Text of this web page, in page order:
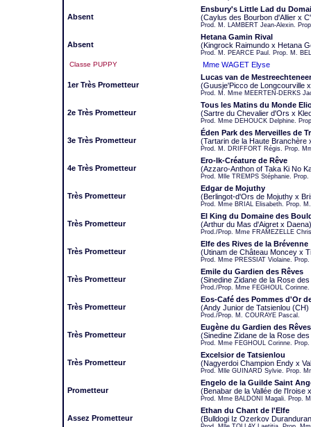
Absent
Ensbury's Little Lad du
(Caylus des Bourbon d'Allier x
Prod. M. LAMBERT Jean-Alexin.
Absent
Hetana Gamin Rival
(Kingrock Raimundo x Hetana
Prod. M. PEARCE Paul. Prop. M.
Classe PUPPY Mme WAGET Elyse
1er Très Prometteur
Lucas van de
(Guusje'Picco de Longcourville
Prod. M. Mme MEERTEN-DERKS
2e Très Prometteur
Tous les Matins du Monde
(Sartre du Chevalier d'Ors x
Prod. Mme DEHOUCK Delphine.
3e Très Prometteur
Éden Park des Merveilles de
(Tartarin de la Haute
Prod. M. DRIFFORT Régis. Prop.
4e Très Prometteur
Ero-Ik-Créature de Rêve
(Azzaro-Anthon of Taka Ki No
Prod. Mlle TREMPS Stéphanie.
Très Prometteur
Edgar de Mojuthy
(Berlingot-d'Ors de Mojuthy x
Prod. Mme BRIAL Elisabeth. Prop.
Très Prometteur
El King du Domaine des
(Arthur du Mas d'Aigret x Daena)
Prod./Prop. Mme FRAMEZELLE
Très Prometteur
Elfe des Rives de la Brévenne
(Utinam de Château Moncey x
Prod. Mme PRESSIAT Violaine.
Très Prometteur
Emile du Gardien des Rêves
(Sinedine Zidane de la Rose
Prod./Prop. Mme FEGHOUL Corinne.
Très Prometteur
Eos-Café des Pommes d'Or
(Andy Junior de Tatsienlou
Prod./Prop. M. COURAYE Pascal.
Très Prometteur
Eugène du Gardien des Rêves
(Sinedine Zidane de la Rose
Prod. Mme FEGHOUL Corinne.
Très Prometteur
Excelsior de Tatsienlou
(Nagyerdoi Champion Endy x
Prod. Mlle GUINARD Sylvie. Prop.
Prometteur
Engelo de la Guilde Saint
(Benabar de la Vallée de l'Iroise
Prod. Mme BALDONI Magali. Prop.
Assez Prometteur
Ethan du Chant de l'Elfe
(Bulldogi Iz Ozerkov